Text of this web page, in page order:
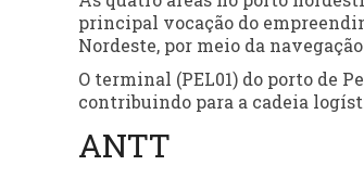
principal vocação do
Nordeste, por meio da
O terminal (PEL01) do porto de
contribuindo para a cadeia
ANTT